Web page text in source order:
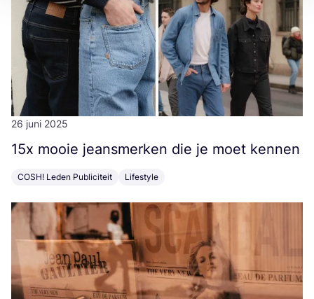
26 juni 2025
15x mooie jeans­mer­ken die je moet kennen
COSH! Leden Publiciteit Lifestyle